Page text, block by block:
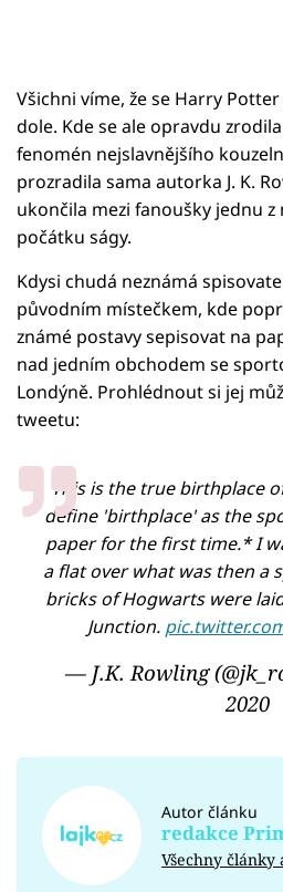
Všichni víme, že se Harry
dole. Kde se ale opravdu
fenomén nejslavnějšího
prozradila sama autorka J. K.
ukončila mezi fanoušky jednu
počátku ságy.
Kdysi chudá neznámá
původním místečkem, kde
známé postavy sepisovat na
nad jedním obchodem se
Londýně. Prohlédnout si jej
tweetu:
This is the true birthplace
define 'birthplace' as the
paper for the first time.* I
a flat over what was then a
bricks of Hogwarts were
Junction.
— J.K. Rowling
2020
Autor článku
redakce
Všechny články